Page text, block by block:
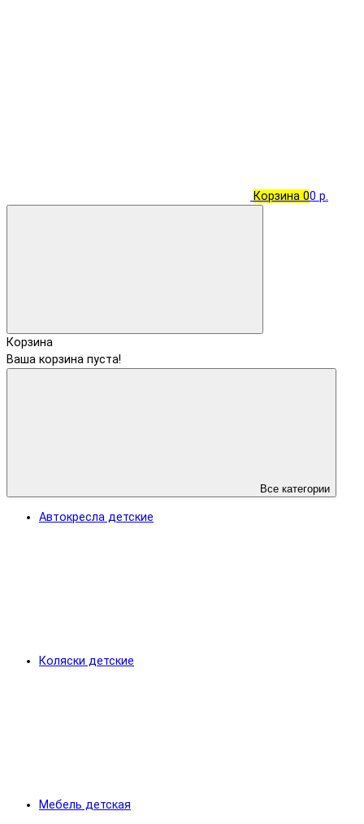
Корзина 00 р.
Корзина
Ваша корзина пуста!
Все категории
Автокресла детские
Коляски детские
Мебель детская